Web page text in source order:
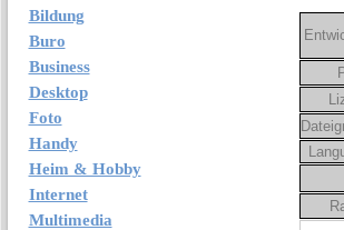
Bildung
Buro
Business
Desktop
Foto
Handy
Heim & Hobby
Internet
Multimedia